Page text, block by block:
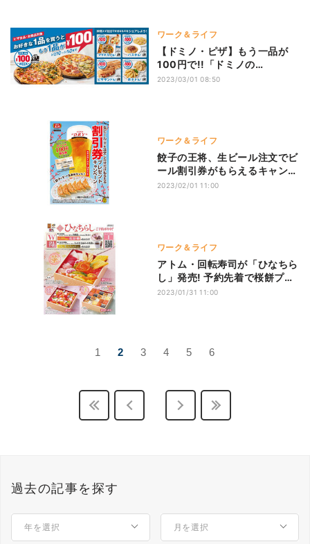
ワーク＆ライフ
【ドミノ・ピザ】もう一品が
100円で!!「ドミノの
￥100WEEK！」。期間限定
2023/03/01 08:50
ワーク＆ライフ
餃子の王将、生ビール注文でビ
ール割引券がもらえるキャンペ
ーン
2023/02/01 11:00
ワーク＆ライフ
アトム・回転寿司が「ひなちら
し」発売! 予約先着で桜餅プレ
ゼント
2023/01/31 11:00
1 2 3 4 5 6
過去の記事を探す